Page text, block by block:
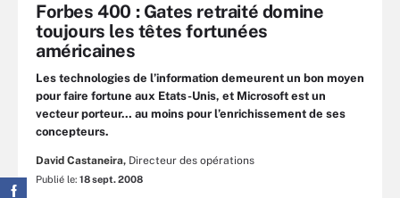
Forbes 400 : Gates retraité domine
toujours les têtes fortunées
américaines
Les technologies de l’information demeurent un bon moyen
pour faire fortune aux Etats-Unis, et Microsoft est un
vecteur porteur… au moins pour l’enrichissement de ses
concepteurs.
David Castaneira, Directeur des opérations
Publié le: 18 sept. 2008